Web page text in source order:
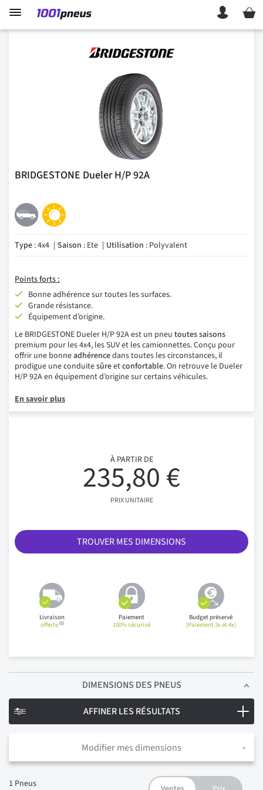
Mon
BRIDGESTONE Dueler H/P 92A
Type : 4x4 Saison : Ete Utilisation : Polyvalent
Pointsforts :
Bonne adhérence sur toutes les surfaces.
Grande résistance.
Équipement d’origine.
Le BRIDGESTONE Dueler H/P 92A est un pneu toutes saisons
premium pour les 4x4, les SUV et les camionnettes. Conçu pour
offrir une bonneadhérencedans toutes les circonstances, il
prodigue une conduitesûreetconfortable. On retrouve le Dueler
H/P 92A en équipement d’origine sur certains véhicules.
En savoir plus
À PARTIR DE
235,80 €
PRIX UNITAIRE
TROUVER MES DIMENSIONS
Livraison
offerte(1)
Paiement
100% sécurisé
Budget préservé
(Paiement 3x et 4x)
DIMENSIONS DES PNEUS
Modifier mes dimensions
1 Pneus
AFFINER LES RÉSULTATS